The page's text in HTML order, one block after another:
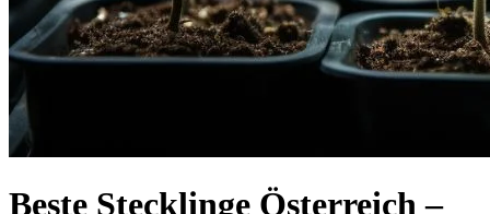
Beste Stecklinge Österreich –